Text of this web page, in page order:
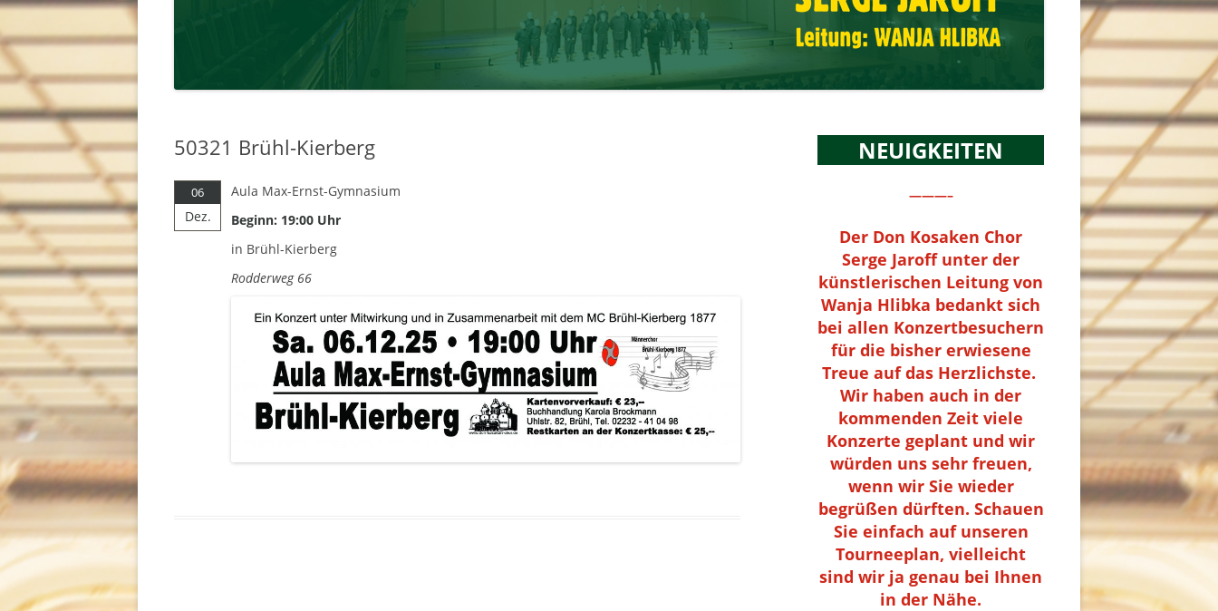
50321 Brühl-Kierberg
06
Dez.
Aula Max-Ernst-Gymnasium
Beginn: 19:00 Uhr
in Brühl-Kierberg
Rodderweg 66
NEUIGKEITEN
———–
Der Don Kosaken Chor
Serge Jaroff unter der
künstlerischen Leitung von
Wanja Hlibka bedankt sich
bei allen Konzertbesuchern
für die bisher erwiesene
Treue auf das Herzlichste.
Wir haben auch in der
kommenden Zeit viele
Konzerte geplant und wir
würden uns sehr freuen,
wenn wir Sie wieder
begrüßen dürften. Schauen
Sie einfach auf unseren
Tourneeplan, vielleicht
sind wir ja genau bei Ihnen
in der Nähe.